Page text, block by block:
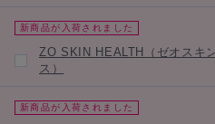
新商品が入荷されました
ZO SKIN HEALTH（ゼオスキ
ス）
新商品が入荷されました